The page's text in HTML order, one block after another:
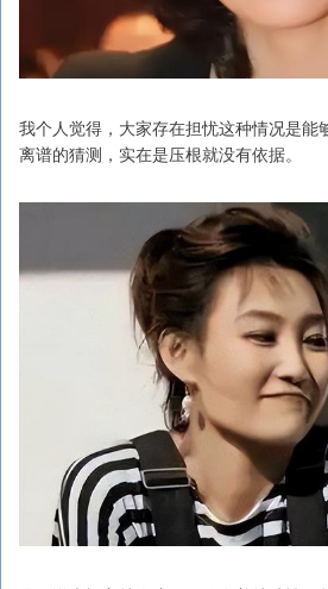
我个人觉得，大家存在担忧这种情况是能
离谱的猜测，实在是压根就没有依据。